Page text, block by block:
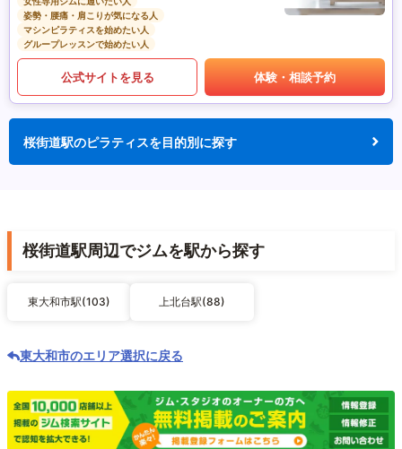
姿勢・腰痛・肩こりが気になる人
マシンピラティスを始めたい人
グループレッスンで始めたい人
公式サイトを見る 体験・相談予約
桜街道駅のピラティスを目的別に探す
桜街道駅周辺でジムを駅から探す
東大和市駅(103) 上北台駅(88)
東大和市のエリア選択に戻る